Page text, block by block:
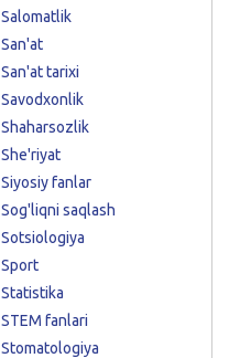
Salomatlik
San'at
San'at tarixi
Savodxonlik
Shaharsozlik
She'riyat
Siyosiy fanlar
Sog'liqni saqlash
Sotsiologiya
Sport
Statistika
STEM fanlari
Stomatologiya